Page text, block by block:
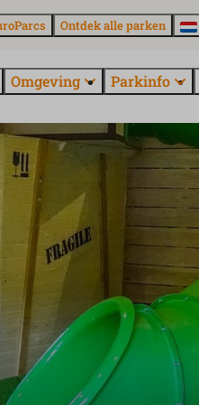
Ontdek alle parken
Omgeving Parkinfo